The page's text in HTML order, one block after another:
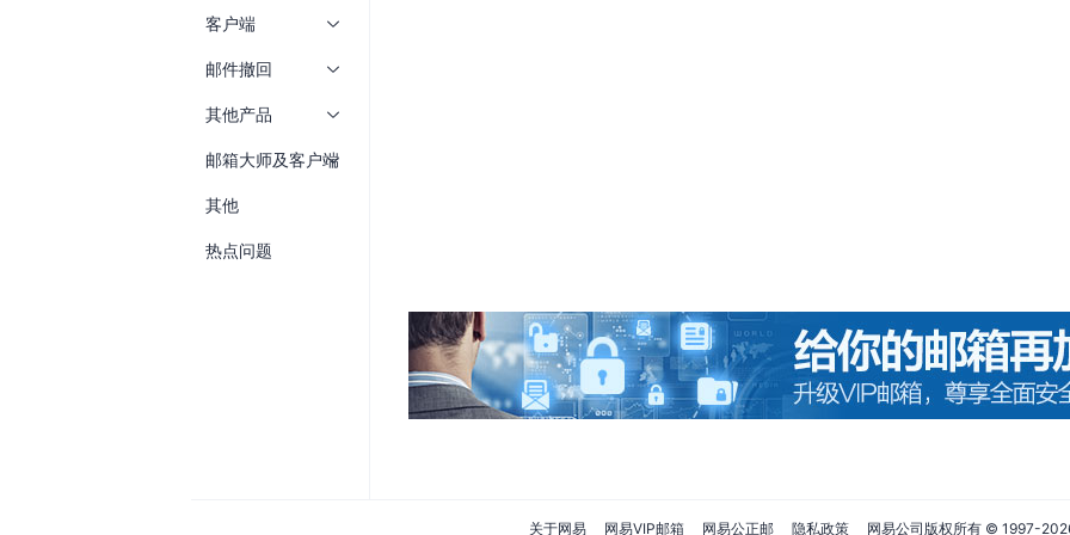
客户端
邮件撤回
其他产品
邮箱大师及客户端
其他
热点问题
关于网易 网易VIP邮箱 网易公正邮 隐私政策 网易公司版权所有 © 1997-